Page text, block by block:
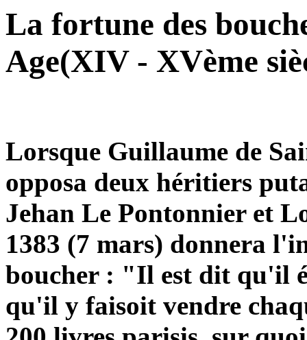
La fortune des
Age(XIV - XVème
Lorsque Guillaume de
opposa deux héritiers
Jehan Le Pontonnier et
1383 (7 mars) donnera
boucher : "Il est dit qu'il
qu'il y faisoit vendre